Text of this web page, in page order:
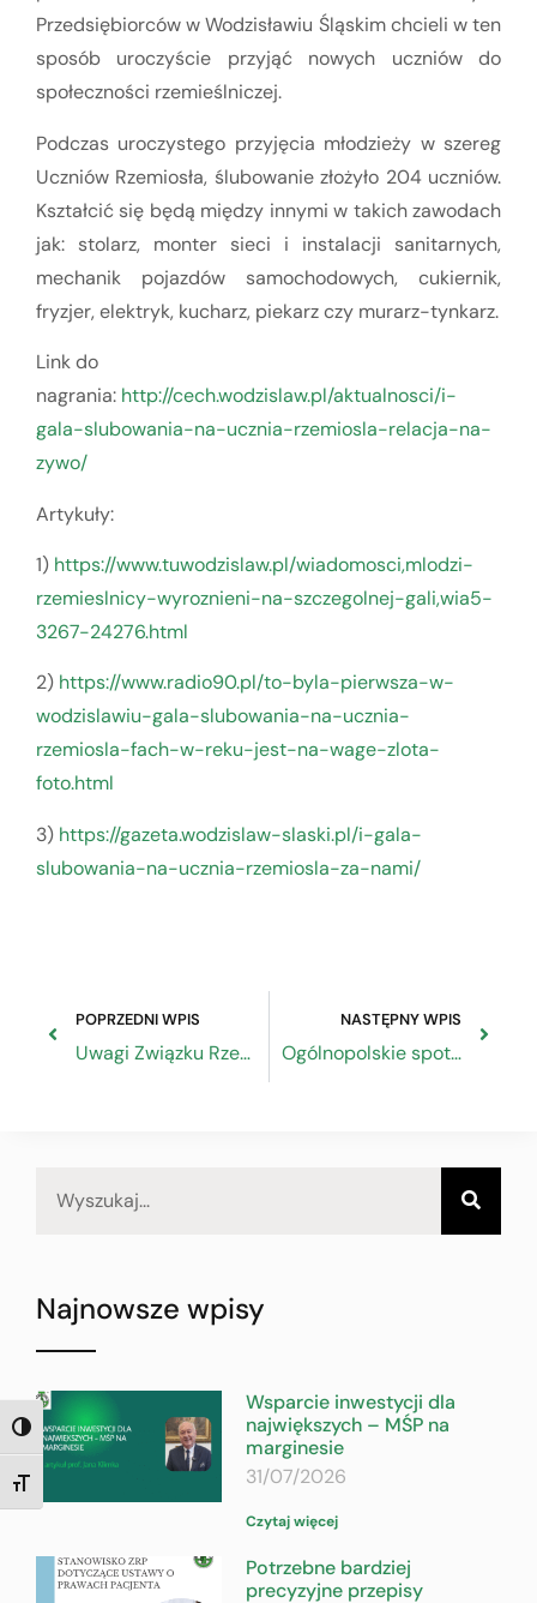
TOGGLE HIGH CONTRAST
TOGGLE FONT SIZE
Przedsiębiorców w Wodzisławiu Śląskim chcieli w ten
sposób uroczyście przyjąć nowych uczniów do
społeczności rzemieślniczej.
Podczas uroczystego przyjęcia młodzieży w szereg
Uczniów Rzemiosła, ślubowanie złożyło 204 uczniów.
Kształcić się będą między innymi w takich zawodach
jak: stolarz, monter sieci i instalacji sanitarnych,
mechanik pojazdów samochodowych, cukiernik,
fryzjer, elektryk, kucharz, piekarz czy murarz-tynkarz.
Link do
nagrania: http://cech.wodzislaw.pl/aktualnosci/i-
gala-slubowania-na-ucznia-rzemiosla-relacja-na-
zywo/
Artykuły:
1) https://www.tuwodzislaw.pl/wiadomosci,mlodzi-
rzemieslnicy-wyroznieni-na-szczegolnej-gali,wia5-
3267-24276.html
2) https://www.radio90.pl/to-byla-pierwsza-w-
wodzislawiu-gala-slubowania-na-ucznia-
rzemiosla-fach-w-reku-jest-na-wage-zlota-
foto.html
3) https://gazeta.wodzislaw-slaski.pl/i-gala-
slubowania-na-ucznia-rzemiosla-za-nami/
POPRZEDNI WPIS
Uwagi Związku Rzemiosła Polskiego do projektu ustawy o zasadach realizacji zadań finansowanych ze środków europejskich w perspektywie finansowej 2021-2027
NASTĘPNY WPIS
Ogólnopolskie spotkanie służb oświatowych organizacji rzemiosła promujące dialog społeczny
Najnowsze wpisy
Wsparcie inwestycji dla
największych – MŚP na
marginesie
31/07/2026
Czytaj więcej
Potrzebne bardziej
precyzyjne przepisy